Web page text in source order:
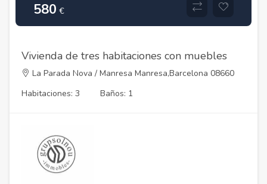
580 €
Vivienda de tres habitaciones con muebles
La Parada Nova / Manresa Manresa,Barcelona 08660
Habitaciones: 3
Baños: 1